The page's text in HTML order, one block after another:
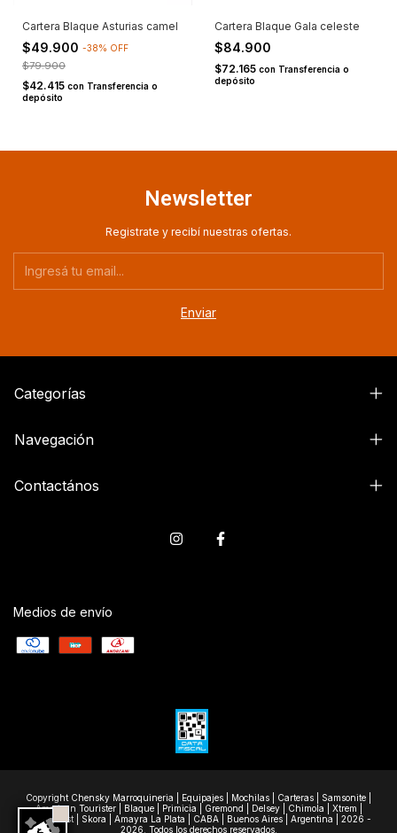
Cartera Blaque Asturias camel
$49.900 -38% OFF
$79.900
$42.415 con Transferencia o
depósito
Cartera Blaque Gala celeste
$84.900
$72.165 con Transferencia o
depósito
Newsletter
Registrate y recibí nuestras ofertas.
Categorías
Navegación
Contactános
Medios de envío
Copyright Chensky Marroquineria | Equipajes | Mochilas | Carteras | Samsonite |
American Tourister | Blaque | Primicia | Gremond | Delsey | Chimola | Xtrem |
Wanderlast | Skora | Amayra La Plata | CABA | Buenos Aires | Argentina | 2026 -
2026. Todos los derechos reservados.